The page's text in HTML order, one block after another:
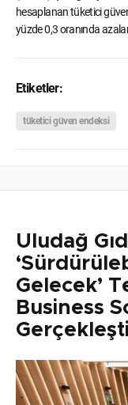
hesaplanan tüketici
yüzde 0,3 oranında
Etiketler:
tüketici güven endeksi
Uludağ
Gelecek’
Business